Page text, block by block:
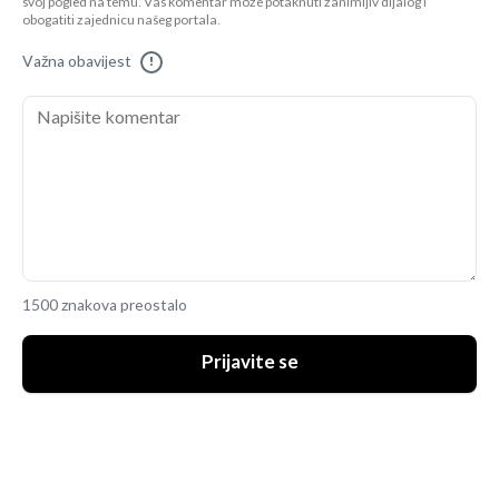
obogatiti zajednicu našeg portala.
Važna obavijest !
1500 znakova preostalo
Prijavite se